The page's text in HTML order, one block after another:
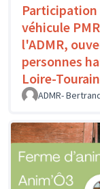
véhicule
l'ADMR,
personnes
Loire-
ADMR-